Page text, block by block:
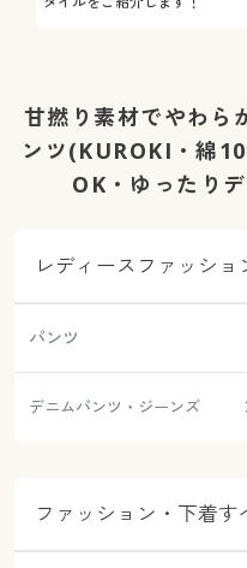
甘撚り素材でやわら
ンツ(KUROKI・綿
OK・ゆったり
レディースファッショ
パンツ
デニムパンツ・ジーンズ
ファッション・下着す